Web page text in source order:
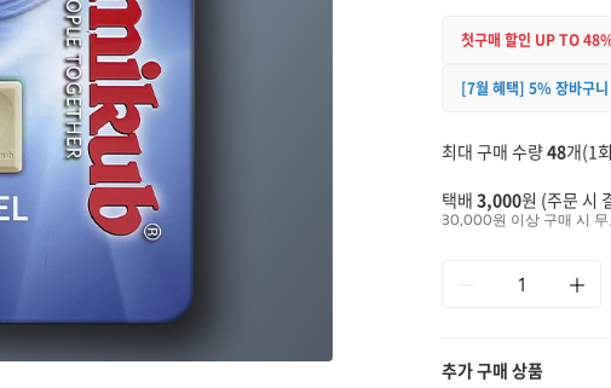
첫구매 할인 UP TO
[7월 혜택] 5% 장바구
최대 구매 수량48개(1
택배 3,000원 (주문 시
30,000원 이상 구매 시
추가 구매 상품